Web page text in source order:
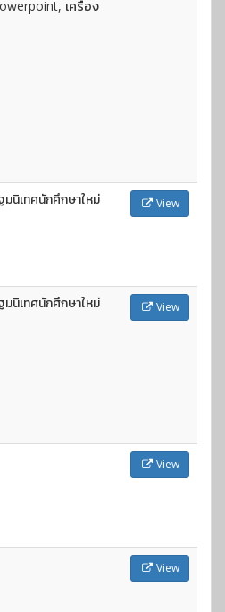
เครื่อง
มนิเทศนักศึกษาใหม่ View
มนิเทศนักศึกษาใหม่ View
View
View